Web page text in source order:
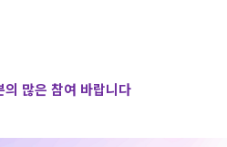
의 많은 참여 바랍니다